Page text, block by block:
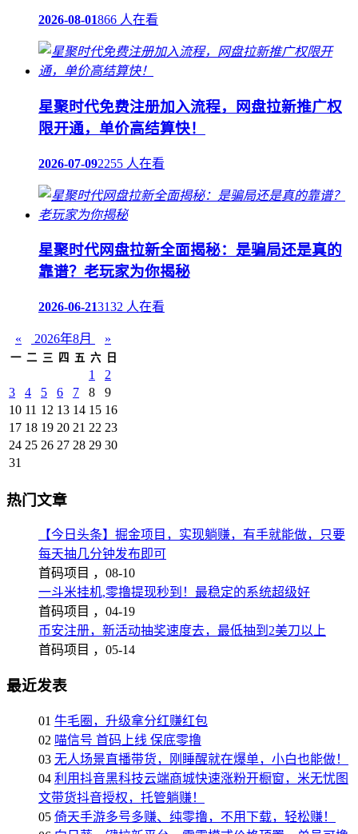
2026-08-01866 人在看
星聚时代免费注册加入流程，网盘拉新推广权
限开通，单价高结算快！
2026-07-092255 人在看
星聚时代网盘拉新全面揭秘：是骗局还是真的
靠谱？老玩家为你揭秘
2026-06-213132 人在看
« 2026年8月 »
一 二 三 四 五 六 日
1
2
3
4 5 6 7 8
9
10 11 12 13 14 15 16
17 18 19 20 21 22 23
24 25 26 27 28 29 30
31
热门文章
【今日头条】掘金项目，实现躺赚，有手就能做，只要
每天抽几分钟发布即可
首码项目 ， 08-10
一斗米挂机,零撸提现秒到！最稳定的系统超级好
首码项目 ， 04-19
币安注册，新活动抽奖速度去，最低抽到2美刀以上
首码项目 ， 05-14
最近发表
01 牛毛圈，升级拿分红赚红包
02 喵信号 首码上线 保底零撸
03 无人场景直播带货，刚睡醒就在爆单，小白也能做！
04 利用抖音黑科技云端商城快速涨粉开橱窗，米无忧图
文带货抖音授权，托管躺赚！
05 倚天手游多号多赚、纯零撸，不用下载，轻松赚！